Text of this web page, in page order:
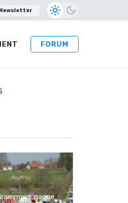
Newsletter
FORUM
gagne